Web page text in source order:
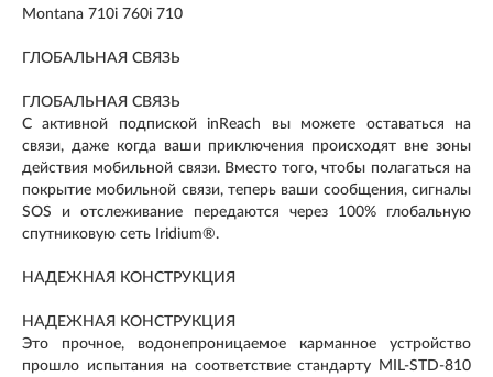
Montana 710i 760i 710
ГЛОБАЛЬНАЯ СВЯЗЬ
ГЛОБАЛЬНАЯ СВЯЗЬ
С активной подпиской inReach вы можете оставаться на
связи, даже когда ваши приключения происходят вне зоны
действия мобильной связи. Вместо того, чтобы полагаться на
покрытие мобильной связи, теперь ваши сообщения, сигналы
SOS и отслеживание передаются через 100% глобальную
спутниковую сеть Iridium®.
НАДЕЖНАЯ КОНСТРУКЦИЯ
НАДЕЖНАЯ КОНСТРУКЦИЯ
Это прочное, водонепроницаемое карманное устройство
прошло испытания на соответствие стандарту MIL-STD-810